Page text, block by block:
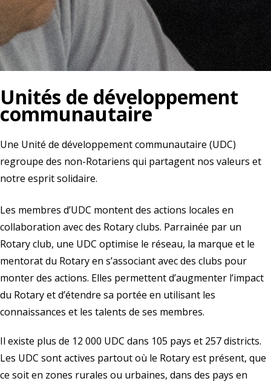
Unités de développement
communautaire
Une Unité de développement communautaire (UDC)
regroupe des non-Rotariens qui partagent nos valeurs et
notre esprit solidaire.
Les membres d’UDC montent des actions locales en
collaboration avec des Rotary clubs. Parrainée par un
Rotary club, une UDC optimise le réseau, la marque et le
mentorat du Rotary en s’associant avec des clubs pour
monter des actions. Elles permettent d’augmenter l’impact
du Rotary et d’étendre sa portée en utilisant les
connaissances et les talents de ses membres.
Il existe plus de 12 000 UDC dans 105 pays et 257 districts.
Les UDC sont actives partout où le Rotary est présent, que
ce soit en zones rurales ou urbaines, dans des pays en